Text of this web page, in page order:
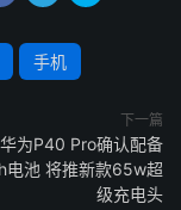
手机
下一篇
华为P40 Pro确认配备
电池 将推新款65w超
级充电头